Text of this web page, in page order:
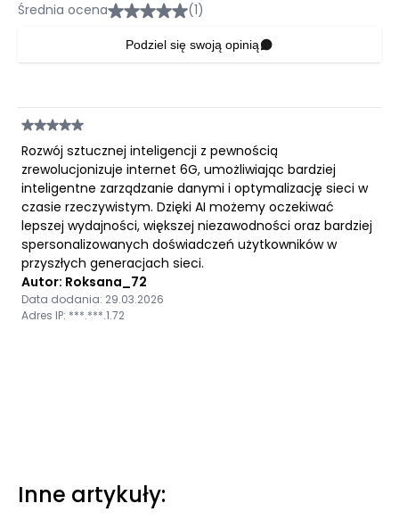
Średnia ocena (1)
Podziel się swoją opinią
Rozwój sztucznej inteligencji z pewnością
zrewolucjonizuje internet 6G, umożliwiając bardziej
inteligentne zarządzanie danymi i optymalizację sieci w
czasie rzeczywistym. Dzięki AI możemy oczekiwać
lepszej wydajności, większej niezawodności oraz bardziej
spersonalizowanych doświadczeń użytkowników w
przyszłych generacjach sieci.
Autor: Roksana_72
Data dodania: 29.03.2026
Adres IP: ***.***.1.72
Inne artykuły: